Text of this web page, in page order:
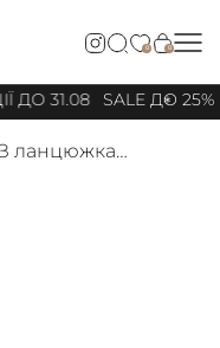
0 0
ДО 31.08 SALE ДО
З ланцюжка